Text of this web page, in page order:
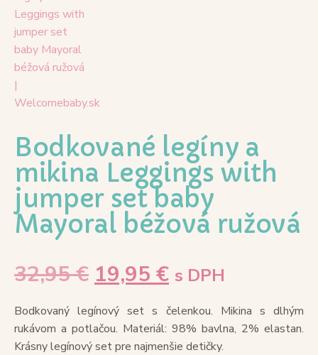
Bodkované legíny a
mikina Leggings with
jumper set baby
Mayoral béžová ružová
32,95€ 19,95 € s DPH
Bodkovaný legínový set s čelenkou. Mikina s dlhým
rukávom a potlačou. Materiál: 98% bavlna, 2% elastan.
Krásny legínový set pre najmenšie detičky.